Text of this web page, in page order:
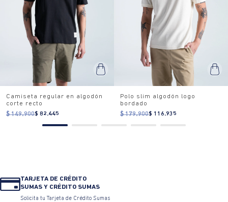
Camiseta regular en algodón
corte recto
$ 149.900$ 82.445
Polo slim algodón logo
bordado
$ 179.900$ 116.935
TARJETA DE CRÉDITO
SUMAS Y CRÉDITO SUMAS
Solicita tu Tarjeta de Crédito Sumas